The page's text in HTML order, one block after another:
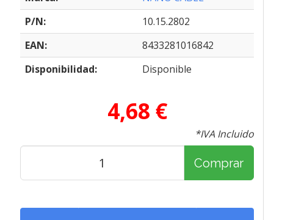
P/N:
10.15.2802
EAN:
8433281016842
Disponibilidad:
Disponible
4,68 €
*IVA Incluido
Comprar